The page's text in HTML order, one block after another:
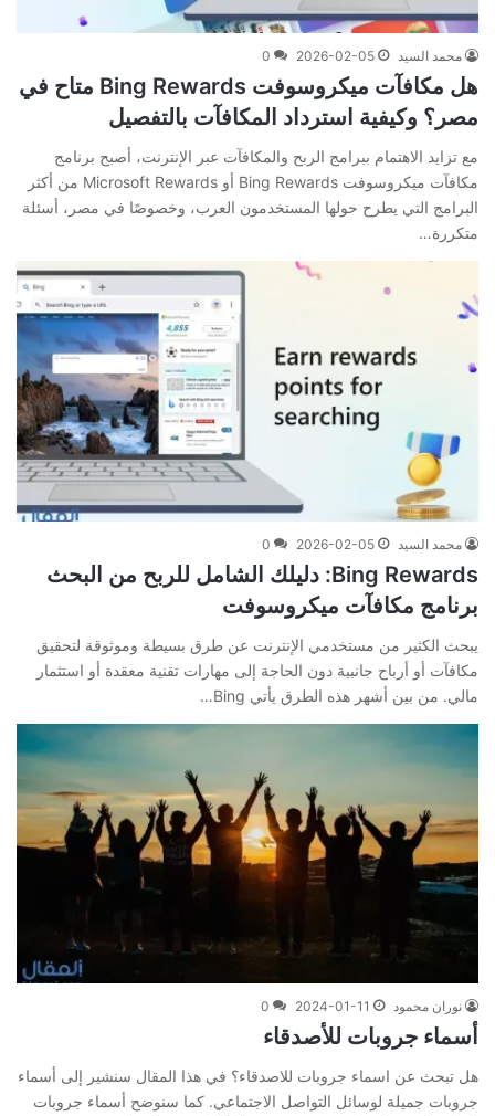
محمد السيد 2026-02-05
0
هل مكافآت ميكروسوفت Bing Rewards متاح في
مصر؟ وكيفية استرداد المكافآت بالتفصيل
مع تزايد الاهتمام ببرامج الربح والمكافآت عبر الإنترنت، أصبح برنامج
مكافآت ميكروسوفت Bing Rewards أو Microsoft Rewards من أكثر
البرامج التي يطرح حولها المستخدمون العرب، وخصوصًا في مصر، أسئلة
متكررة…
محمد السيد 2026-02-05
0
Bing Rewards: دليلك الشامل للربح من البحث
برنامج مكافآت ميكروسوفت
يبحث الكثير من مستخدمي الإنترنت عن طرق بسيطة وموثوقة لتحقيق
مكافآت أو أرباح جانبية دون الحاجة إلى مهارات تقنية معقدة أو استثمار
مالي. من بين أشهر هذه الطرق يأتي Bing…
نوران محمود 2024-01-11
0
أسماء جروبات للأصدقاء
هل تبحث عن اسماء جروبات للاصدقاء؟ في هذا المقال سنشير إلى أسماء
جروبات جميلة لوسائل التواصل الاجتماعي. كما سنوضح أسماء جروبات